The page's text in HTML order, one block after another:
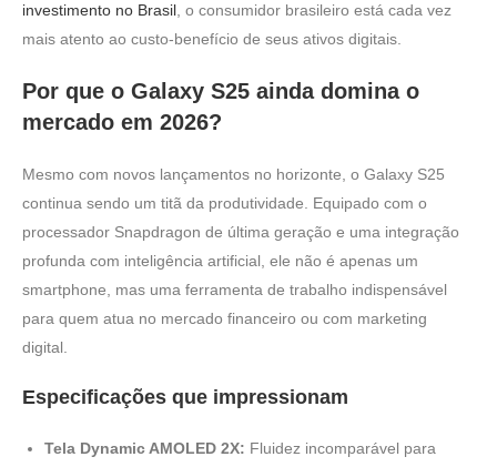
investimento no Brasil , o consumidor brasileiro está cada vez
mais atento ao custo-benefício de seus ativos digitais.
Por que o Galaxy S25 ainda domina o
mercado em 2026?
Mesmo com novos lançamentos no horizonte, o Galaxy S25
continua sendo um titã da produtividade. Equipado com o
processador Snapdragon de última geração e uma integração
profunda com inteligência artificial, ele não é apenas um
smartphone, mas uma ferramenta de trabalho indispensável
para quem atua no mercado financeiro ou com marketing
digital.
Especificações que impressionam
Tela Dynamic AMOLED 2X: Fluidez incomparável para